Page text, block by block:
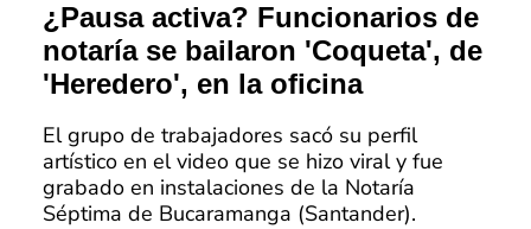
¿Pausa activa? Funcionarios de
notaría se bailaron 'Coqueta', de
'Heredero', en la oficina
El grupo de trabajadores sacó su perfil
artístico en el video que se hizo viral y fue
grabado en instalaciones de la Notaría
Séptima de Bucaramanga (Santander).